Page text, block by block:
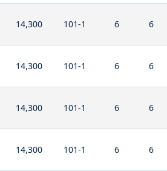
14,300 101-1 6 6
14,300 101-1 6 6
14,300 101-1 6 6
14,300 101-1 6 6